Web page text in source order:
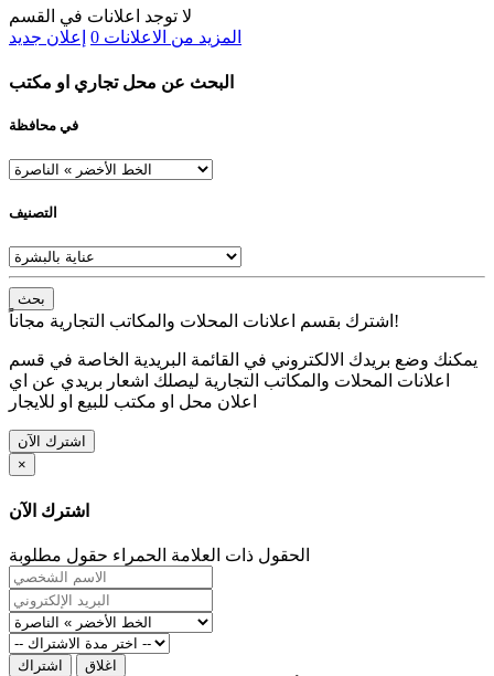
لا توجد اعلانات في القسم
المزيد من الاعلانات 0 إعلان جديد
البحث عن محل تجاري او مكتب
في محافظة
التصنيف
بحث
اشترك بقسم اعلانات المحلات والمكاتب التجارية مجاناً!
يمكنك وضع بريدك الالكتروني في القائمة البريدية الخاصة في قسم
اعلانات المحلات والمكاتب التجارية ليصلك اشعار بريدي عن اي
اعلان محل او مكتب للبيع او للايجار
اشترك الآن
×
اشترك الآن
الحقول ذات العلامة الحمراء حقول مطلوبة
اشتراك اغلاق